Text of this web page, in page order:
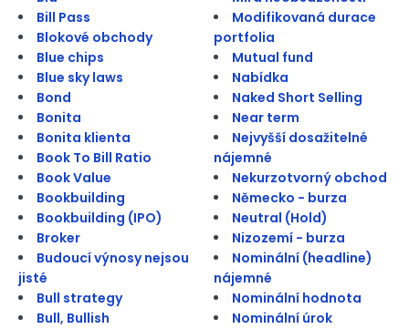
Bill Pass
Blokové obchody
Blue chips
Blue sky laws
Bond
Bonita
Bonita klienta
Book To Bill Ratio
Book Value
Bookbuilding
Bookbuilding (IPO)
Broker
Budoucí výnosy nejsou
jisté
Bull strategy
Bull, Bullish
Modifikovaná durace
portfolia
Mutual fund
Nabídka
Naked Short Selling
Near term
Nejvyšší dosažitelné
nájemné
Nekurzotvorný obchod
Německo - burza
Neutral (Hold)
Nizozemí - burza
Nominální (headline)
nájemné
Nominální hodnota
Nominální úrok